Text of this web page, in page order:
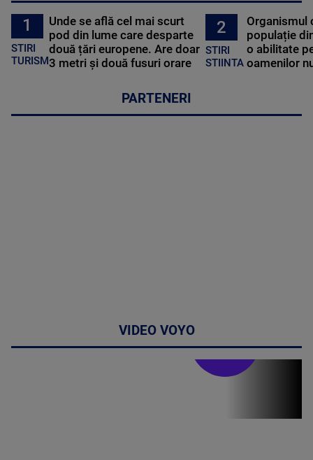
1
STIRI
TURISM
Unde se află cel mai scurt
pod din lume care desparte
două țări europene. Are doar
3 metri și două fusuri orare
2
STIRI
STIINTA
Organismul
populație
o abilitate
oamenilor
PARTENERI
VIDEO VOYO